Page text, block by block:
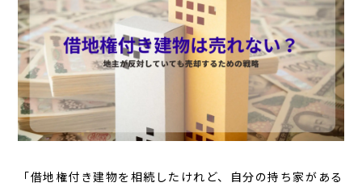
「借地権付き建物を相続したけれど、自分の持ち家がある